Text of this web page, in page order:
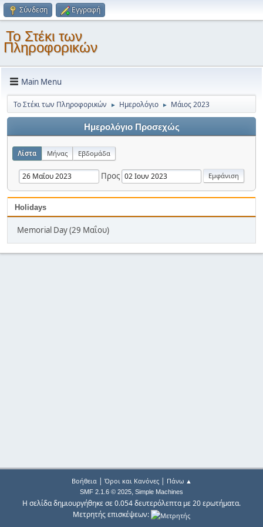
Σύνδεση Εγγραφή
Το Στέκι των
Πληροφορικών
Main Menu
Το Στέκι των Πληροφορικών ► Ημερολόγιο ► Μάιος 2023
Ημερολόγιο Προσεχώς
Λίστα Μήνας Εβδομάδα
Προς
Holidays
Memorial Day (29 Μαΐου)
Βοήθεια| Όροι και Κανόνες| Πάνω ▲
SMF 2.1.6 © 2025, Simple Machines
Η σελίδα δημιουργήθηκε σε 0.054 δευτερόλεπτα με 20 ερωτήματα.
Μετρητής επισκέψεων: